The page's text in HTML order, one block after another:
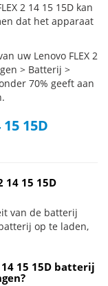
2 14 15 15D kan
dat het apparaat
uw Lenovo FLEX 2
> Batterij >
70% geeft aan
15D
14 15 15D
van de batterij
op te laden,
15 15D batterij